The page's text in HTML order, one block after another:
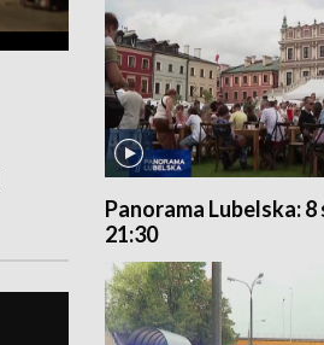
Panorama Lubelska:
21:30